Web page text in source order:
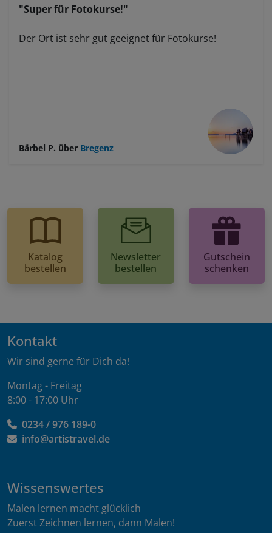
"Super für Fotokurse!"
Der Ort ist sehr gut geeignet für Fotokurse!
Bärbel P. über Bregenz
Katalog
bestellen
Newsletter
bestellen
Gutschein
schenken
Kontakt
Wir sind gerne für Dich da!
Montag - Freitag
8:00 - 17:00 Uhr
0234 / 976 189-0
info@artistravel.de
Wissenswertes
Malen lernen macht glücklich
Zuerst Zeichnen lernen, dann Malen!